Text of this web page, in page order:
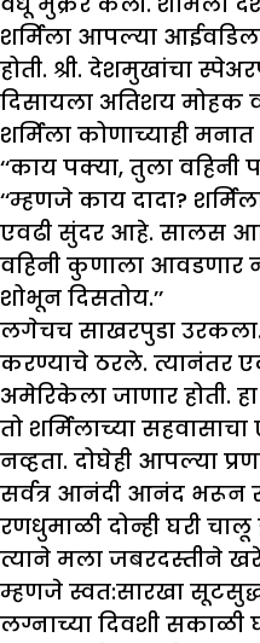
शर्मिला आपल्या
होती. श्री. देशमुखांचा
दिसायला अतिशय मोहक
शर्मिला कोणाच्याही
‘‘काय पक्या, तुला वहिनी
‘‘म्हणजे काय दादा?
एवढी सुंदर आहे. सालस
वहिनी कुणाला आवडणार
शोभून दिसतोय.’’
लगेचच साखरपुडा
करण्याचे ठरले. त्यानंतर
अमेरिकेला जाणार होती.
तो शर्मिलाच्या
नव्हता. दोघेही आपल्या
सर्वत्र आनंदी आनंद भरून
रणधुमाळी दोन्ही घरी चालू
त्याने मला जबरदस्तीने
म्हणजे स्वत:सारखा
लग्नाच्या दिवशी सकाळी